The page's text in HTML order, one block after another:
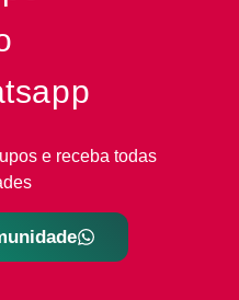
e receba todas